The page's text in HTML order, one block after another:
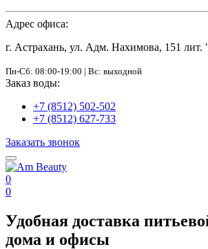
Адрес офиса:
г. Астрахань, ул. Адм. Нахимова, 151 лит.
Пн-Сб: 08:00-19:00 | Вс: выходной
Заказ воды:
+7 (8512) 502-502
+7 (8512) 627-733
Заказать звонок
0
0
Удобная доставка
дома и офисы